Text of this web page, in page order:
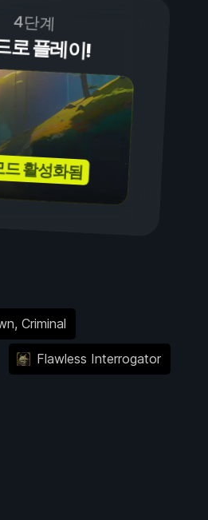
4단계
로 플레이!
활성화됨
Criminal
Flawless Interrogator